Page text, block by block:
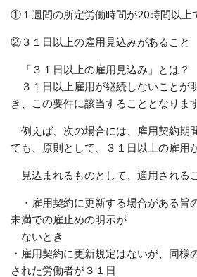
①１週間の所定労働時間が20時間以上
②３１日以上の雇用見込みがあること
「３１日以上の雇用見込み」とは？
３１日以上雇用が継続しないことが
き、この要件に該当することとなります
例えば、次の場合には、雇用契約期
ても、原則として、３１日以上の雇用
見込まれるものとして、適用される
・雇用契約に更新する場合がある旨
未満での雇止めの明示が
ないとき
・雇用契約に更新規定はないが、同様
された労働者が３１日